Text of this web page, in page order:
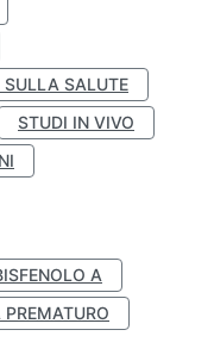
SALUTE
STUDI IN VIVO
A